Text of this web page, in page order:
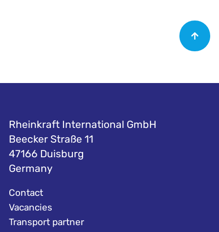
Rheinkraft International GmbH
Beecker Straße 11
47166 Duisburg
Germany
Contact
Vacancies
Transport partner